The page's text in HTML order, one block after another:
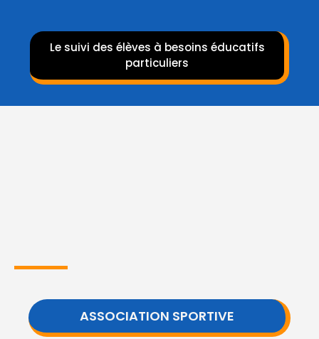
Le suivi des élèves à besoins éducatifs
particuliers
ASSOCIATION SPORTIVE